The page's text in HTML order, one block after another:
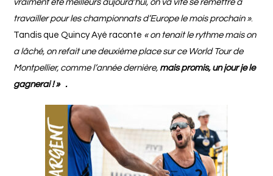
vraiment été meilleurs aujourd’hui, on va vite se remettre à
travailler pour les championnats d’Europe le mois prochain ».
Tandis que Quincy Ayé raconte « on tenait le rythme mais on
a lâché, on refait une deuxième place sur ce World Tour de
Montpellier, comme l’année dernière, mais promis, un jour je le
gagnerai ! » .